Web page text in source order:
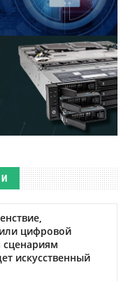
цифровой
искусственный